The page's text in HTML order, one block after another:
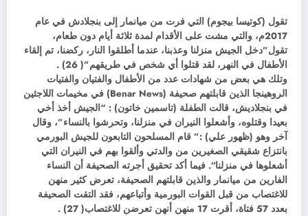
تقول (كوتيسا بيجوم) التي فرت من ميانمار إلى بنجلادش في عام
2017م، والتي مشت على الأقدام لمدة ثلاثة أيام دون طعام،
تقول”دخل الجيش منزلنا وعذبنا، عندما أطلقوا النار، ركضنا، تم إلقاء
الأطفال في النهر، لقد قتلوا أي شخص في طريقهم”( 26) .
وتلك هي بعض من شهادات عدد من الأطفال والفتيان والفتيات
الروهينجا الذين قابلتهم صحيفة (Benar News) في مخيمات اللاجئين
في بنجلاديش، قالت الطفلة (تاسمين خاتون) : “الجيش أخذ أخي
بعيدا وقتلوه، وأشعلوا النيران في منزلنا، وتحرشوا بالنساء”، وقال
آخر وهو (ظهور علي) :” قام المسلحون التابعون للجيش البورمي
بانتزاع شقيقي الصغيرين من والدتي وألقوا بهم في النيران التي
أشعلوها في منزلنا”. فيما أكد تحقيق أجرته الصحيفة أن النساء
الفارين من ميانمار والذين قابلتهم الصحيفة، تعرض كثير منهن
للاغتصاب من قبل القوات البورمية وأتباعهم، فقد التقت الصحيفة
بعدد 57 فتاة، أقرت 17 منهن أنهن تعرضن للاغتصاب( 27) .